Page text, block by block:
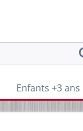
Enfants +3 ans